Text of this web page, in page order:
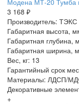
3 168 ₽
Производитель: ТЭКС
Габаритная высота,
Габаритная глубина,
Габаритная ширина,
Вес, кг: 13
Гарантийный срок
Материалы: ЛДСП/
Декоративные
+